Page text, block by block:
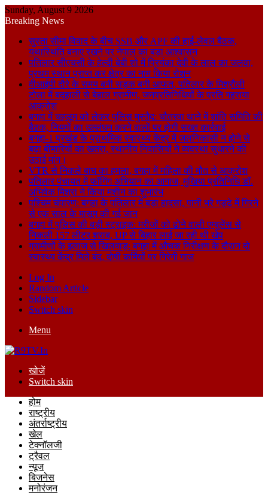
Sunday, August 9 2026
Breaking News
सुस्ता सीमा विवाद के बीच SSB और APF की हाई-लेवल बैठक,
यथास्थिति बनाए रखने पर नेपाल का बड़ा आश्वासन
पतिलार सीएचसी के हेल्दी बेबी शो में प्रियंका देवी के लाल का जलवा,
प्रथम स्थान प्राप्त कर क्षेत्र का नाम किया रोशन
वीआईपी दौरे के समय बनी सड़क बनी आफत, पतिलार के मिश्रौली
टोला में बदहाली से बेहाल ग्रामीण, जनप्रतिनिधियों के प्रति गहराया
आक्रोश
बगहा में चहलूम को लेकर पुलिस मुस्तैद: चौतरवा थाने में शांति समिति की
बैठक, नियमों का उल्लंघन करने वालों पर होगी सख्त कार्रवाई
बगहा-1 प्रखंड के प्राथमिक स्वास्थ्य केंद्र में जलनिकासी न होने से
बढ़ा बीमारियों का खतरा, स्थानीय निवासियों ने व्यवस्था सुधारने की
उठाई मांग।
VTR से निकले बाघ का हमला, बगहा में महिला की मौत से आक्रोश
पतिलार पंचायत में फॉगिंग अभियान का आगाज, मुखिया प्रतिनिधि डॉ.
अभिषेक मिश्रा ने किया मशीन का शुभारंभ
पश्चिम चंपारण: बगहा के पतिलार में बड़ा हादसा, पानी भरे गड्ढे में गिरने
से एक साल के मासूम की गई जान
बगहा में पुलिस की बड़ी स्ट्राइक: मरीजों को ढोने वाली एम्बुलेंस से
निकली 157 लीटर शराब, UP से बिहार लाई जा रही थी खेप
ग्रामीणों के इलाज से खिलवाड़: बगहा में औचक निरीक्षण के दौरान दो
स्वास्थ्य केंद्र मिले बंद, दोषी कर्मियों पर गिरेगी गाज
Log In
Random Article
Sidebar
Switch skin
Menu
खोजें
Switch skin
होम
राष्ट्रीय
अंतर्राष्ट्रीय
खेल
टेक्नॉलजी
ट्रैवल
न्यूज
बिजनेस
मनोरंजन